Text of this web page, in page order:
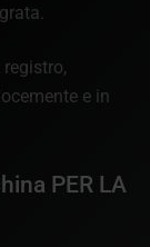
e in
PER LA